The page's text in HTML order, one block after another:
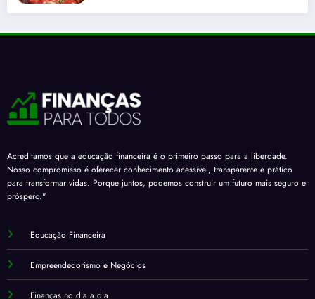
Acreditamos que a educação financeira é o primeiro passo para a liberdade.
Nosso compromisso é oferecer conhecimento acessível, transparente e prático
para transformar vidas. Porque juntos, podemos construir um futuro mais seguro e
próspero."
Educação Financeira
Empreendedorismo e Negócios
Finanças no dia a dia